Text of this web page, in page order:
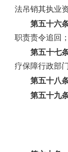
法吊销其执业资
第五十六
职责责令追回
第五十七
疗保障行政部
第五十八
第五十九